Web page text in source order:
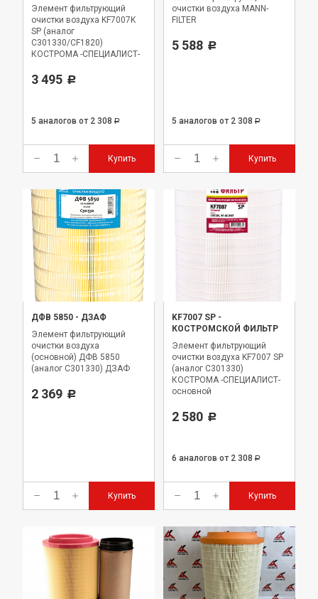
Элемент фильтрующий
очистки воздуха KF7007K
SP (аналог
С301330/CF1820)
КОСТРОМА -СПЕЦИАЛИСТ-
3 495 Р
5 аналогов от 2 308 Р
Купить
очистки воздуха MANN-
FILTER
5 588 Р
5 аналогов от 2 308 Р
Купить
ДФВ 5850 - ДЗАФ
Элемент фильтрующий
очистки воздуха
(основной) ДФВ 5850
(аналог C301330) ДЗАФ
2 369 Р
Купить
KF7007 SP -
КОСТРОМСКОЙ ФИЛЬТР
Элемент фильтрующий
очистки воздуха KF7007 SP
(аналог C301330)
КОСТРОМА -СПЕЦИАЛИСТ-
основной
2 580 Р
6 аналогов от 2 308 Р
Купить